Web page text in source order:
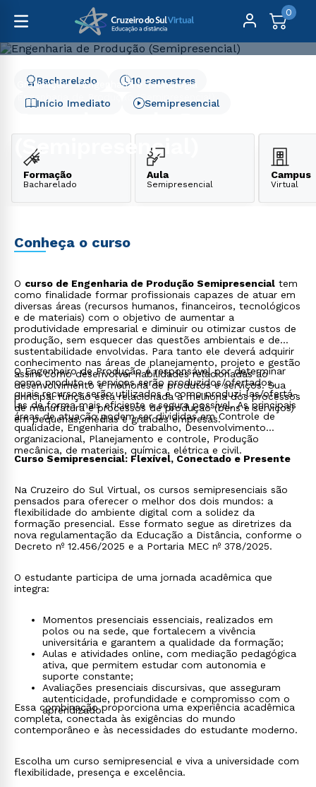
0
Graduação
Engenharia e Tecnologia
Engenharia de Produção (Semipresencial)
(Semipresencial)
Início Imediato
10 semestres
Bacharelado
Semipresencial
Formação
Bacharelado
Aula
Semipresencial
Campus
Virtual
Conheça o curso
O curso de Engenharia de Produção Semipresencial tem
como finalidade formar profissionais capazes de atuar em
diversas áreas (recursos humanos, financeiros, tecnológicos
e de materiais) com o objetivo de aumentar a
produtividade empresarial e diminuir ou otimizar custos de
produção, sem esquecer das questões ambientais e de
sustentabilidade envolvidas. Para tanto ele deverá adquirir
conhecimento nas áreas de planejamento, projeto e gestão
assim como desenvolver habilidades relacionadas ao
desenvolvimento e melhoria de produtos e serviços. Sua
principal função está relacionada à melhoria dos processos
de manufatura e processos de produção (bens e serviços)
em pequenas, médias e grandes empresas.
O Engenheiro de Produção é responsável por determinar
como produto e serviços serão produzidos/ofertados,
quais recursos serão utilizados e como produzi-las/ofertá-
las de forma mais eficiente e segura possível. As principais
áreas de atuação podem ser divididas em Controle de
qualidade, Engenharia do trabalho, Desenvolvimento
organizacional, Planejamento e controle, Produção
mecânica, de materiais, química, elétrica e civil.
Curso Semipresencial: Flexível, Conectado e Presente
Na Cruzeiro do Sul Virtual, os cursos semipresenciais são
pensados para oferecer o melhor dos dois mundos: a
flexibilidade do ambiente digital com a solidez da
formação presencial. Esse formato segue as diretrizes da
nova regulamentação da Educação a Distância, conforme o
Decreto nº 12.456/2025 e a Portaria MEC nº 378/2025.
O estudante participa de uma jornada acadêmica que
integra:
Momentos presenciais essenciais, realizados em
polos ou na sede, que fortalecem a vivência
universitária e garantem a qualidade da formação;
Aulas e atividades online, com mediação pedagógica
ativa, que permitem estudar com autonomia e
suporte constante;
Avaliações presenciais discursivas, que asseguram
autenticidade, profundidade e compromisso com o
aprendizado.
Essa combinação proporciona uma experiência acadêmica
completa, conectada às exigências do mundo
contemporâneo e às necessidades do estudante moderno.
Escolha um curso semipresencial e viva a universidade com
flexibilidade, presença e excelência.